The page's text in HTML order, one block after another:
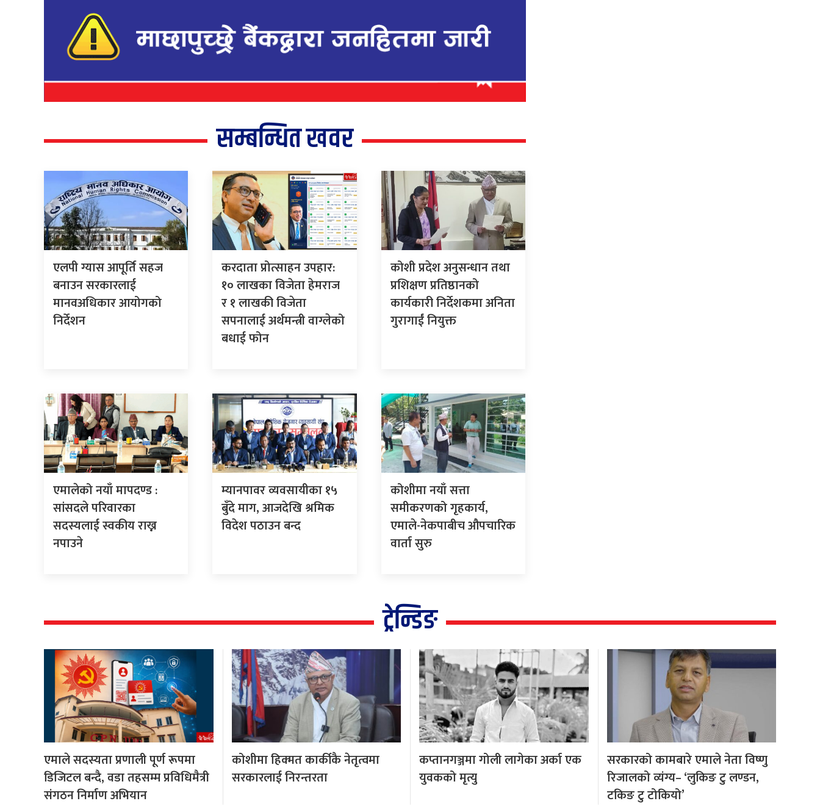
सम्बन्धित खवर
एलपी ग्यास आपूर्ति सहज
बनाउन सरकारलाई
मानवअधिकार आयोगको
निर्देशन
करदाता प्रोत्साहन उपहार:
१० लाखका विजेता हेमराज
र १ लाखकी विजेता
सपनालाई अर्थमन्त्री वाग्लेको
बधाई फोन
कोशी प्रदेश अनुसन्धान तथा
प्रशिक्षण प्रतिष्ठानको
कार्यकारी निर्देशकमा अनिता
गुरागाईं नियुक्त
एमालेको नयाँ मापदण्ड :
सांसदले परिवारका
सदस्यलाई स्वकीय राख्न
नपाउने
म्यानपावर व्यवसायीका १५
बुँदे माग, आजदेखि श्रमिक
विदेश पठाउन बन्द
कोशीमा नयाँ सत्ता
समीकरणको गृहकार्य,
एमाले-नेकपाबीच औपचारिक
वार्ता सुरु
ट्रेन्डिङ
एमाले सदस्यता प्रणाली पूर्ण रूपमा
डिजिटल बन्दै, वडा तहसम्म प्रविधिमैत्री
संगठन निर्माण अभियान
कोशीमा हिक्मत कार्कीकै नेतृत्वमा
सरकारलाई निरन्तरता
कप्तानगञ्जमा गोली लागेका अर्का एक
युवकको मृत्यु
सरकारको कामबारे एमाले नेता विष्णु
रिजालको व्यंग्य– ‘लुकिङ टु लण्डन,
टकिङ टु टोकियो’